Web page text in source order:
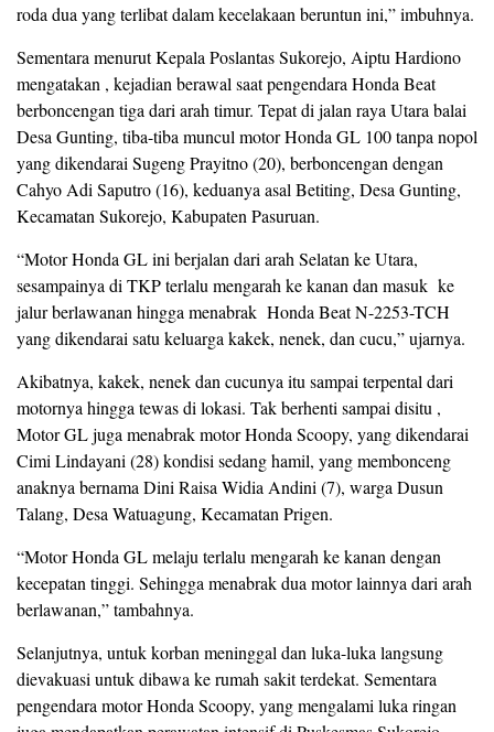
roda dua yang terlibat dalam kecelakaan beruntun ini,” imbuhnya.
Sementara menurut Kepala Poslantas Sukorejo, Aiptu Hardiono
mengatakan , kejadian berawal saat pengendara Honda Beat
berboncengan tiga dari arah timur. Tepat di jalan raya Utara balai
Desa Gunting, tiba-tiba muncul motor Honda GL 100 tanpa nopol
yang dikendarai Sugeng Prayitno (20), berboncengan dengan
Cahyo Adi Saputro (16), keduanya asal Betiting, Desa Gunting,
Kecamatan Sukorejo, Kabupaten Pasuruan.
“Motor Honda GL ini berjalan dari arah Selatan ke Utara,
sesampainya di TKP terlalu mengarah ke kanan dan masuk ke
jalur berlawanan hingga menabrak Honda Beat N-2253-TCH
yang dikendarai satu keluarga kakek, nenek, dan cucu,” ujarnya.
Akibatnya, kakek, nenek dan cucunya itu sampai terpental dari
motornya hingga tewas di lokasi. Tak berhenti sampai disitu ,
Motor GL juga menabrak motor Honda Scoopy, yang dikendarai
Cimi Lindayani (28) kondisi sedang hamil, yang membonceng
anaknya bernama Dini Raisa Widia Andini (7), warga Dusun
Talang, Desa Watuagung, Kecamatan Prigen.
“Motor Honda GL melaju terlalu mengarah ke kanan dengan
kecepatan tinggi. Sehingga menabrak dua motor lainnya dari arah
berlawanan,” tambahnya.
Selanjutnya, untuk korban meninggal dan luka-luka langsung
dievakuasi untuk dibawa ke rumah sakit terdekat. Sementara
pengendara motor Honda Scoopy, yang mengalami luka ringan